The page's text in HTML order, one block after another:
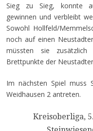
Sieg zu Sieg, konnte
gewinnen und verbleibt
Sowohl Hollfeld/
noch auf einen
müssten sie
Brettpunkte der
Im nächsten Spiel muss
Weidhausen 2 antreten.
Kreisoberliga,